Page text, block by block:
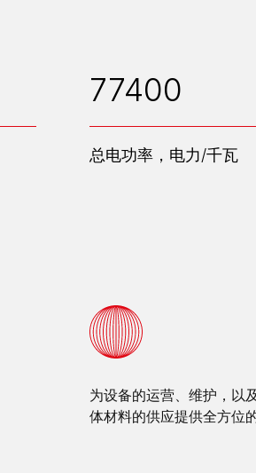
77400
总电功率，电力/千瓦
为设备的运营、维护，以
体材料的供应提供全方位